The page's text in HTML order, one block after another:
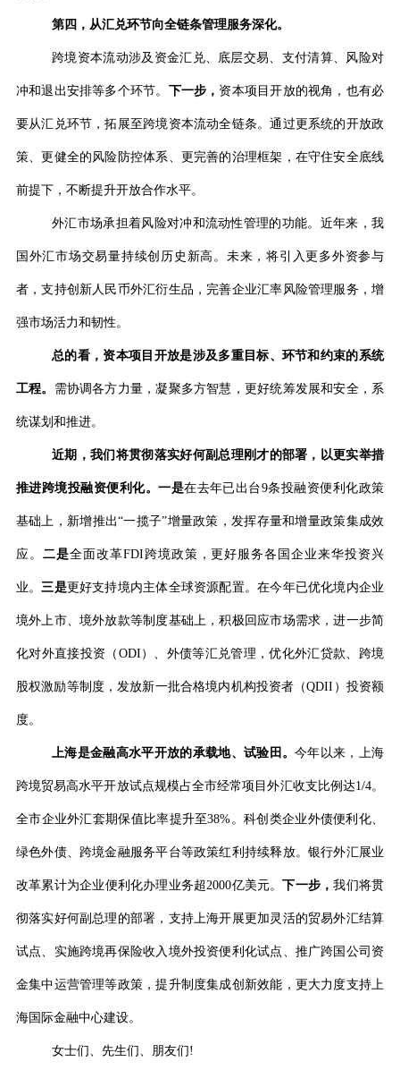
第四，从汇兑环节向全链条管理服务深化。
跨境资本流动涉及资金汇兑、底层交易、支付清算、风险对
冲和退出安排等多个环节。 下一步， 资本项目开放的视角，也有必
要从汇兑环节，拓展至跨境资本流动全链条。通过更系统的开放政
策、更健全的风险防控体系、更完善的治理框架，在守住安全底线
前提下，不断提升开放合作水平。
外汇市场承担着风险对冲和流动性管理的功能。近年来，我
国外汇市场交易量持续创历史新高。未来，将引入更多外资参与
者，支持创新人民币外汇衍生品，完善企业汇率风险管理服务，增
强市场活力和韧性。
总的看，资本项目开放是涉及多重目标、环节和约束的系统
工程。 需协调各方力量，凝聚多方智慧，更好统筹发展和安全，系
统谋划和推进。
近期，我们将贯彻落实好何副总理刚才的部署，以更实举措
推进跨境投融资便利化。一是在去年已出台9条投融资便利化政策
基础上，新增推出“一揽子”增量政策，发挥存量和增量政策集成效
应。 二是全面改革FDI跨境政策，更好服务各国企业来华投资兴
业。三是更好支持境内主体全球资源配置。在今年已优化境内企业
境外上市、境外放款等制度基础上，积极回应市场需求，进一步简
化对外直接投资（ ODI ）、外债等汇兑管理，优化外汇贷款、跨境
股权激励等制度，发放新一批合格境内机构投资者（QDII ）投资额
度。
上海是金融高水平开放的承载地、试验田。今年以来，上海
跨境贸易高水平开放试点规模占全市经常项目外汇收支比例达1/4。
全市企业外汇套期保值比率提升至38%。科创类企业外债便利化、
绿色外债、跨境金融服务平台等政策红利持续释放。银行外汇展业
改革累计为企业便利化办理业务超2000亿美元。下一步，我们将贯
彻落实好何副总理的部署，支持上海开展更加灵活的贸易外汇结算
试点、实施跨境再保险收入境外投资便利化试点、推广跨国公司资
金集中运营管理等政策，提升制度集成创新效能，更大力度支持上
海国际金融中心建设。
女士们、先生们、朋友们 !